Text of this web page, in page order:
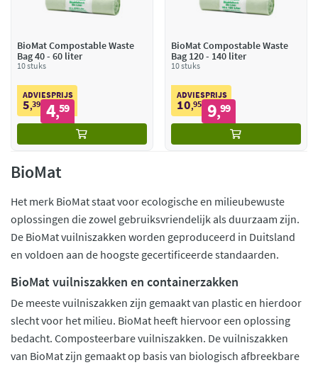
BioMat Compostable Waste
Bag 40 - 60 liter
10 stuks
ADVIESPRIJS
5,39 4,59
BioMat Compostable Waste
Bag 120 - 140 liter
10 stuks
ADVIESPRIJS
10,95 9,99
BioMat
Het merk BioMat staat voor ecologische en milieubewuste
oplossingen die zowel gebruiksvriendelijk als duurzaam zijn.
De BioMat vuilniszakken worden geproduceerd in Duitsland
en voldoen aan de hoogste gecertificeerde standaarden.
BioMat vuilniszakken en containerzakken
De meeste vuilniszakken zijn gemaakt van plastic en hierdoor
slecht voor het milieu. BioMat heeft hiervoor een oplossing
bedacht. Composteerbare vuilniszakken. De vuilniszakken
van BioMat zijn gemaakt op basis van biologisch afbreekbare